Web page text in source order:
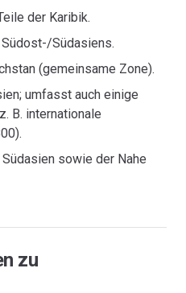
der Karibik.
Südasiens.
(gemeinsame Zone).
umfasst auch einige
B. internationale
sowie der Nahe
zu